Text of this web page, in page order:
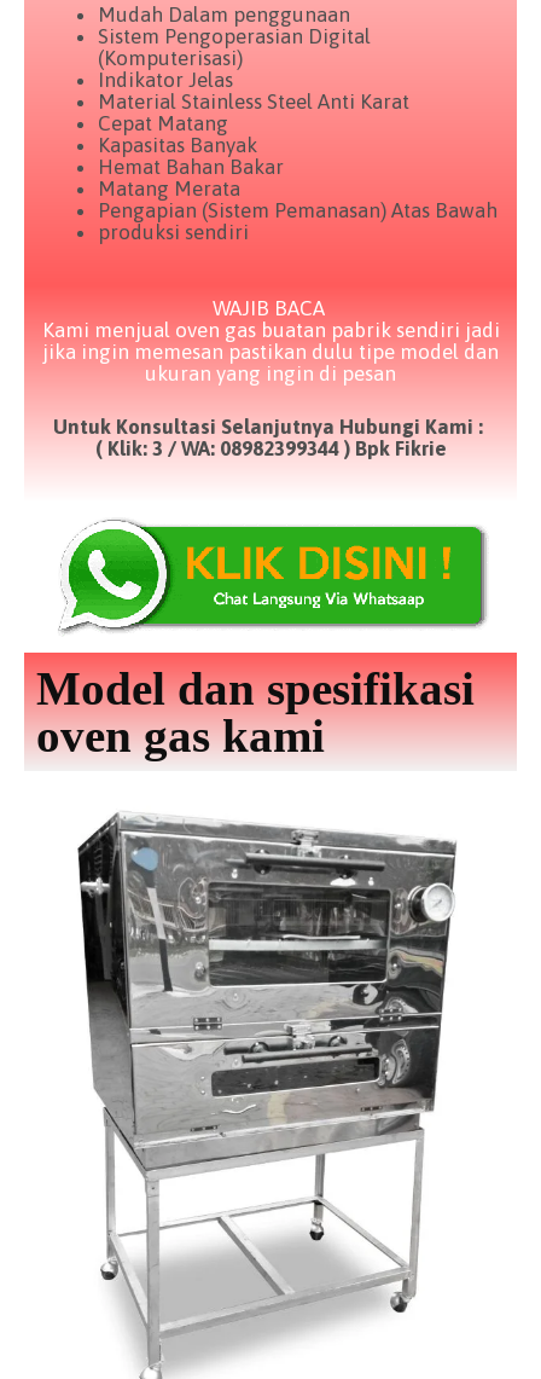
Mudah Dalam penggunaan
Sistem Pengoperasian Digital
(Komputerisasi)
Indikator Jelas
Material Stainless Steel Anti Karat
Cepat Matang
Kapasitas Banyak
Hemat Bahan Bakar
Matang Merata
Pengapian (Sistem Pemanasan) Atas Bawah
produksi sendiri
WAJIB BACA
Kami menjual oven gas buatan pabrik sendiri jadi
jika ingin memesan pastikan dulu tipe model dan
ukuran yang ingin di pesan
Untuk Konsultasi Selanjutnya Hubungi Kami :
( Klik: 3 / WA: 08982399344 ) Bpk Fikrie
Model dan spesifikasi
oven gas kami